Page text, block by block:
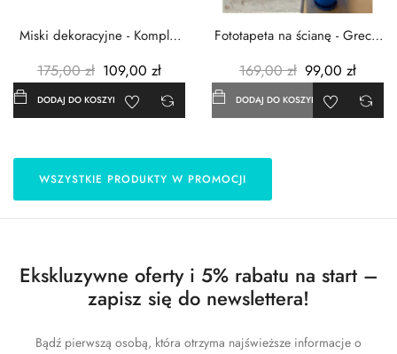
Miski dekoracyjne - Komplet
175,00 zł 109,00 zł
DODAJ DO KOSZYKA
Fototapeta na ścianę - Grecja
169,00 zł 99,00 zł
DODAJ DO KOSZYKA
WSZYSTKIE PRODUKTY W PROMOCJI
Ekskluzywne oferty i 5% rabatu na start –
zapisz się do newslettera!
Bądź pierwszą osobą, która otrzyma najświeższe informacje o